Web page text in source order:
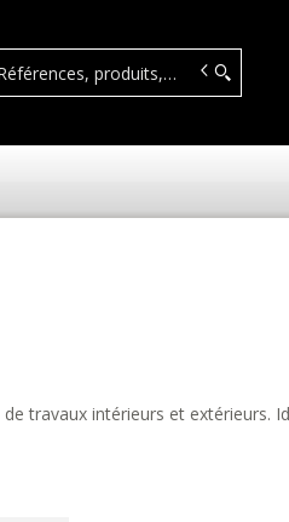
travaux intérieurs et